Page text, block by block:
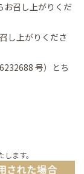
お召し上がりくだ
し上がりくださ
号）とち
ます。